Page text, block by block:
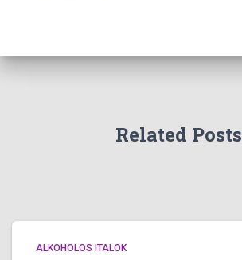
Related Posts
ALKOHOLOS ITALOK